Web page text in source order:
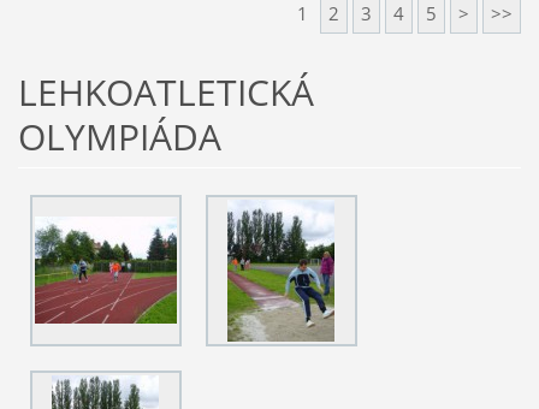
1 2 3 4 5 > >>
LEHKOATLETICKÁ
OLYMPIÁDA